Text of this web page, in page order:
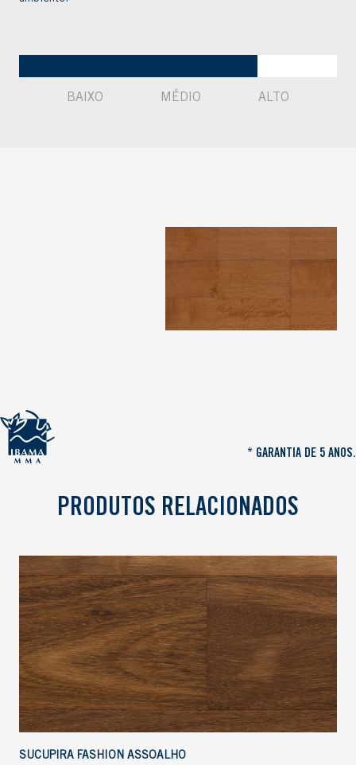
BAIXO MÉDIO ALTO
* GARANTIA DE 5 ANOS.
PRODUTOS RELACIONADOS
SUCUPIRA FASHION ASSOALHO